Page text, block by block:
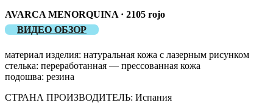
AVARCA MENORQUINA · 2105 rojo
ВИДЕО ОБЗОР
материал изделия: натуральная кожа с лазерным рисунком
стелька: переработанная — прессованная кожа
подошва: резина
СТРАНА ПРОИЗВОДИТЕЛЬ: Испания